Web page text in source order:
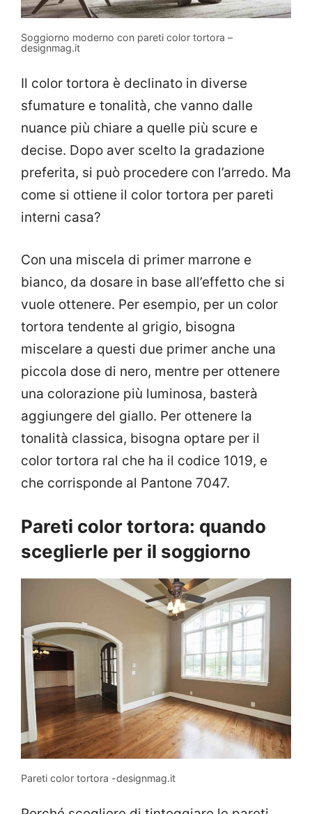
Soggiorno moderno con pareti color tortora –
designmag.it
Il color tortora è declinato in diverse
sfumature e tonalità, che vanno dalle
nuance più chiare a quelle più scure e
decise. Dopo aver scelto la gradazione
preferita, si può procedere con l’arredo. Ma
come si ottiene il color tortora per pareti
interni casa?
Con una miscela di primer marrone e
bianco, da dosare in base all’effetto che si
vuole ottenere. Per esempio, per un color
tortora tendente al grigio, bisogna
miscelare a questi due primer anche una
piccola dose di nero, mentre per ottenere
una colorazione più luminosa, basterà
aggiungere del giallo. Per ottenere la
tonalità classica, bisogna optare per il
color tortora ral che ha il codice 1019, e
che corrisponde al Pantone 7047.
Pareti color tortora: quando
sceglierle per il soggiorno
Pareti color tortora -designmag.it